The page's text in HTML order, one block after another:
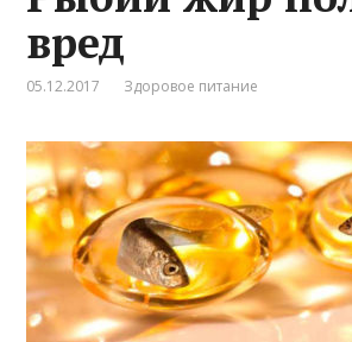
вред
05.12.2017 Здоровое питание